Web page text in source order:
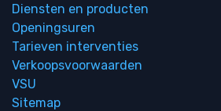
Diensten en producten
Openingsuren
Tarieven interventies
Verkoopsvoorwaarden
VSU
Sitemap